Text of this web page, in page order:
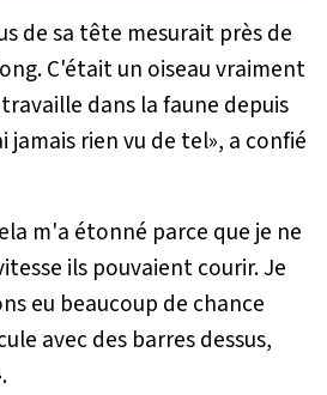
de sa tête mesurait près de
C'était un oiseau vraiment
dans la faune depuis
jamais rien vu de tel», a confié
m'a étonné parce que je ne
ils pouvaient courir. Je
eu beaucoup de chance
avec des barres dessus,